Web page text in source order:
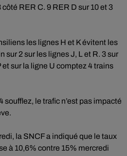
RER C. 9 RER D sur 10 et 3
les lignes H et K évitent les
sur 2 sur les lignes J, L et R. 3 sur
et sur la ligne U comptez 4 trains
soufflez, le trafic n’est pas impacté
la SNCF a indiqué que le taux
à 10,6% contre 15% mercredi